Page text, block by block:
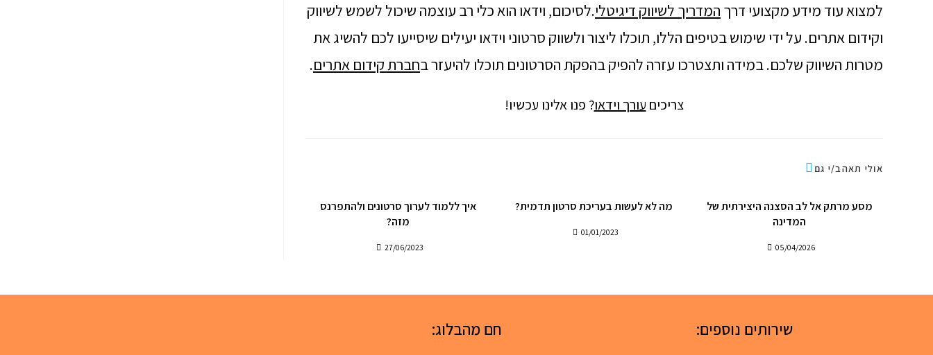
למצוא עוד מידע מקצועי דרך המדריך לשיווק דיגיטלי.לסיכום, וידאו הוא כלי רב עוצמה שיכול לשמש לשיווק
וקידום אתרים. על ידי שימוש בטיפים הללו, תוכלו ליצור ולשווק סרטוני וידאו יעילים שיסייעו לכם להשיג את
מטרות השיווק שלכם. במידה ותצטרכו עזרה להפיק בהפקת הסרטונים תוכלו להיעזר בחברת קידום אתרים.
צריכים עורך וידאו? פנו אלינו עכשיו!
אולי תאהב/י גם
איך ללמוד לערוך סרטונים ולהתפרנס
מזה?
27/06/2023
מה לא לעשות בעריכת סרטון תדמית?
01/01/2023
מסע מרתק אל לב הסצנה היצירתית של
המדינה
05/04/2026
שירותים נוספים: חם מהבלוג: